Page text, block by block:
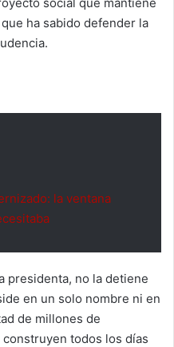
ha sabido defender la
la ventana
presidenta, no la detiene
en un solo nombre ni en
de millones de
todos los días